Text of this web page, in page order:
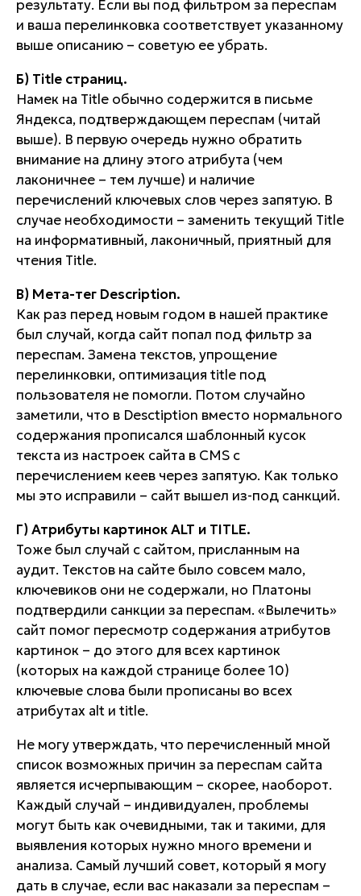
результату. Если вы под фильтром за переспам
и ваша перелинковка соответствует указанному
выше описанию – советую ее убрать.
Б) Title страниц.
Намек на Title обычно содержится в письме
Яндекса, подтверждающем переспам (читай
выше). В первую очередь нужно обратить
внимание на длину этого атрибута (чем
лаконичнее – тем лучше) и наличие
перечислений ключевых слов через запятую. В
случае необходимости – заменить текущий Title
на информативный, лаконичный, приятный для
чтения Title.
В) Мета-тег Description.
Как раз перед новым годом в нашей практике
был случай, когда сайт попал под фильтр за
переспам. Замена текстов, упрощение
перелинковки, оптимизация title под
пользователя не помогли. Потом случайно
заметили, что в Desctiption вместо нормального
содержания прописался шаблонный кусок
текста из настроек сайта в CMS с
перечислением кеев через запятую. Как только
мы это исправили – сайт вышел из-под санкций.
Г) Атрибуты картинок ALT и TITLE.
Тоже был случай с сайтом, присланным на
аудит. Текстов на сайте было совсем мало,
ключевиков они не содержали, но Платоны
подтвердили санкции за переспам. «Вылечить»
сайт помог пересмотр содержания атрибутов
картинок – до этого для всех картинок
(которых на каждой странице более 10)
ключевые слова были прописаны во всех
атрибутах alt и title.
Не могу утверждать, что перечисленный мной
список возможных причин за переспам сайта
является исчерпывающим – скорее, наоборот.
Каждый случай – индивидуален, проблемы
могут быть как очевидными, так и такими, для
выявления которых нужно много времени и
анализа. Самый лучший совет, который я могу
дать в случае, если вас наказали за переспам –